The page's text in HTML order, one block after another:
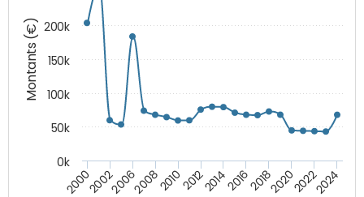
Montants (€)
200020022006200820102012201420162018202020222024
0k
50k
100k
150k
200k